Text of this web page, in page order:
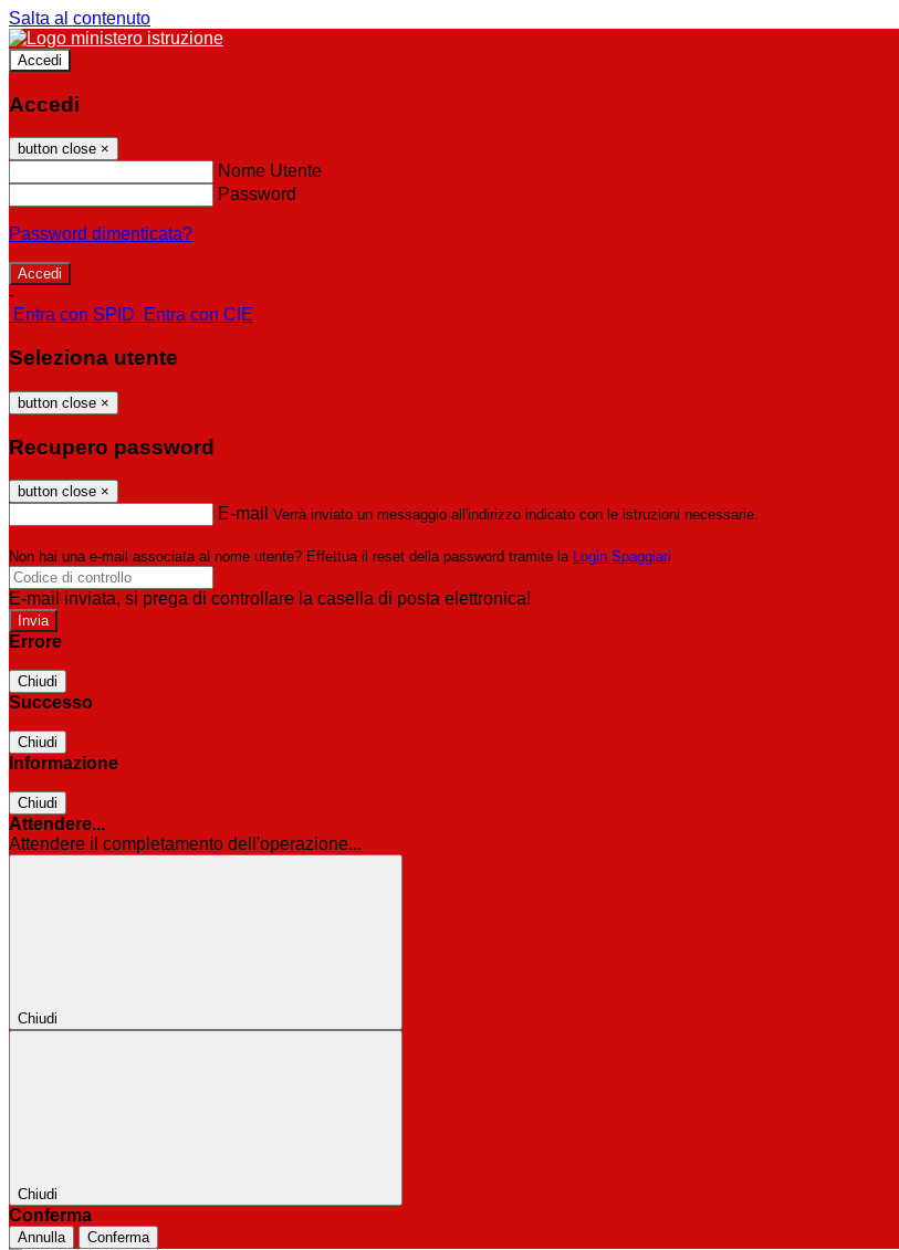
Salta al contenuto
Accedi
Accedi
button close ×
Nome Utente
Password
Password dimenticata?
-
Entra con SPID
Entra con CIE
Seleziona utente
button close ×
Recupero password
button close ×
E-mail Verrà inviato un messaggio all'indirizzo indicato con le istruzioni necessarie.
Non hai una e-mail associata al nome utente? Effettua il reset della password tramite la Login Spaggiari
E-mail inviata, si prega di controllare la casella di posta elettronica!
Errore
Chiudi
Successo
Chiudi
Informazione
Chiudi
Attendere...
Attendere il completamento dell'operazione...
Chiudi
Chiudi
Conferma
Annulla Conferma